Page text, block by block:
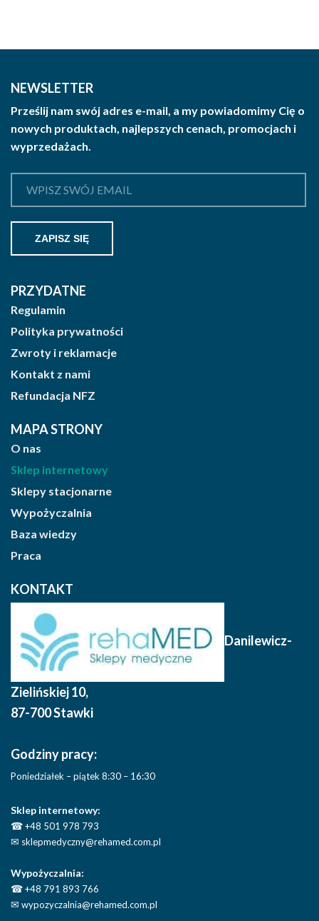
NEWSLETTER
Prześlij nam swój adres e-mail, a my powiadomimy Cię o
nowych produktach, najlepszych cenach, promocjach i
wyprzedażach.
PRZYDATNE
Regulamin
Polityka prywatności
Zwroty i reklamacje
Kontakt z nami
Refundacja NFZ
MAPA STRONY
O nas
Sklep internetowy
Sklepy stacjonarne
Wypożyczalnia
Baza wiedzy
Praca
KONTAKT
Danilewicz-
Zielińskiej 10,
87-700 Stawki
Godziny pracy:
Poniedziałek – piątek 8:30 – 16:30
Sklep internetowy:
☎+48 501 978 793
✉ sklepmedyczny@rehamed.com.pl
Wypożyczalnia:
☎+48 791 893 766
✉ wypozyczalnia@rehamed.com.pl